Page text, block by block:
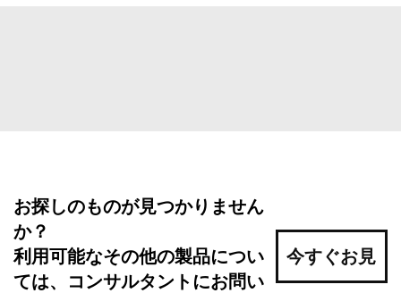
お探しのものが見つかりません
か？
利用可能なその他の製品につい
ては、コンサルタントにお問い
今すぐお見